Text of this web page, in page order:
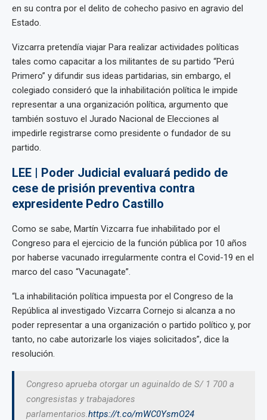
en su contra por el delito de cohecho pasivo en agravio del
Estado.
Vizcarra pretendía viajar Para realizar actividades políticas
tales como capacitar a los militantes de su partido “Perú
Primero” y difundir sus ideas partidarias, sin embargo, el
colegiado consideró que la inhabilitación política le impide
representar a una organización política, argumento que
también sostuvo el Jurado Nacional de Elecciones al
impedirle registrarse como presidente o fundador de su
partido.
LEE | Poder Judicial evaluará pedido de
cese de prisión preventiva contra
expresidente Pedro Castillo
Como se sabe, Martín Vizcarra fue inhabilitado por el
Congreso para el ejercicio de la función pública por 10 años
por haberse vacunado irregularmente contra el Covid-19 en el
marco del caso “Vacunagate”.
“La inhabilitación política impuesta por el Congreso de la
República al investigado Vizcarra Cornejo si alcanza a no
poder representar a una organización o partido político y, por
tanto, no cabe autorizarle los viajes solicitados”, dice la
resolución.
Congreso aprueba otorgar un aguinaldo de S/ 1 700 a
congresistas y trabajadores
parlamentarios.https://t.co/mWC0YsmO24